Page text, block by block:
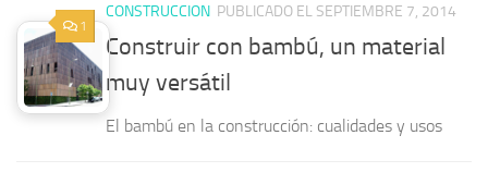
1
CONSTRUCCION PUBLICADO EL SEPTIEMBRE 7, 2014
Construir con bambú, un material
muy versátil
El bambú en la construcción: cualidades y usos